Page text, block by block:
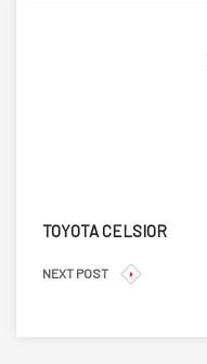
TOYOTA CELSIOR
NEXT POST